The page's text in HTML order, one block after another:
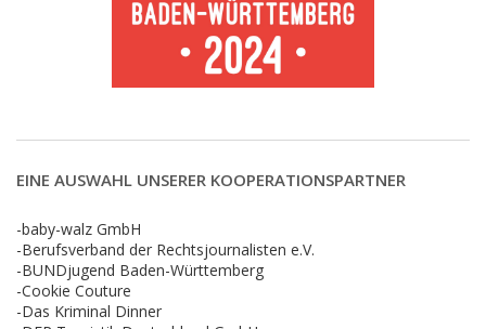
EINE AUSWAHL UNSERER KOOPERATIONSPARTNER
-baby-walz GmbH
-Berufsverband der Rechtsjournalisten e.V.
-BUNDjugend Baden-Württemberg
-Cookie Couture
-Das Kriminal Dinner